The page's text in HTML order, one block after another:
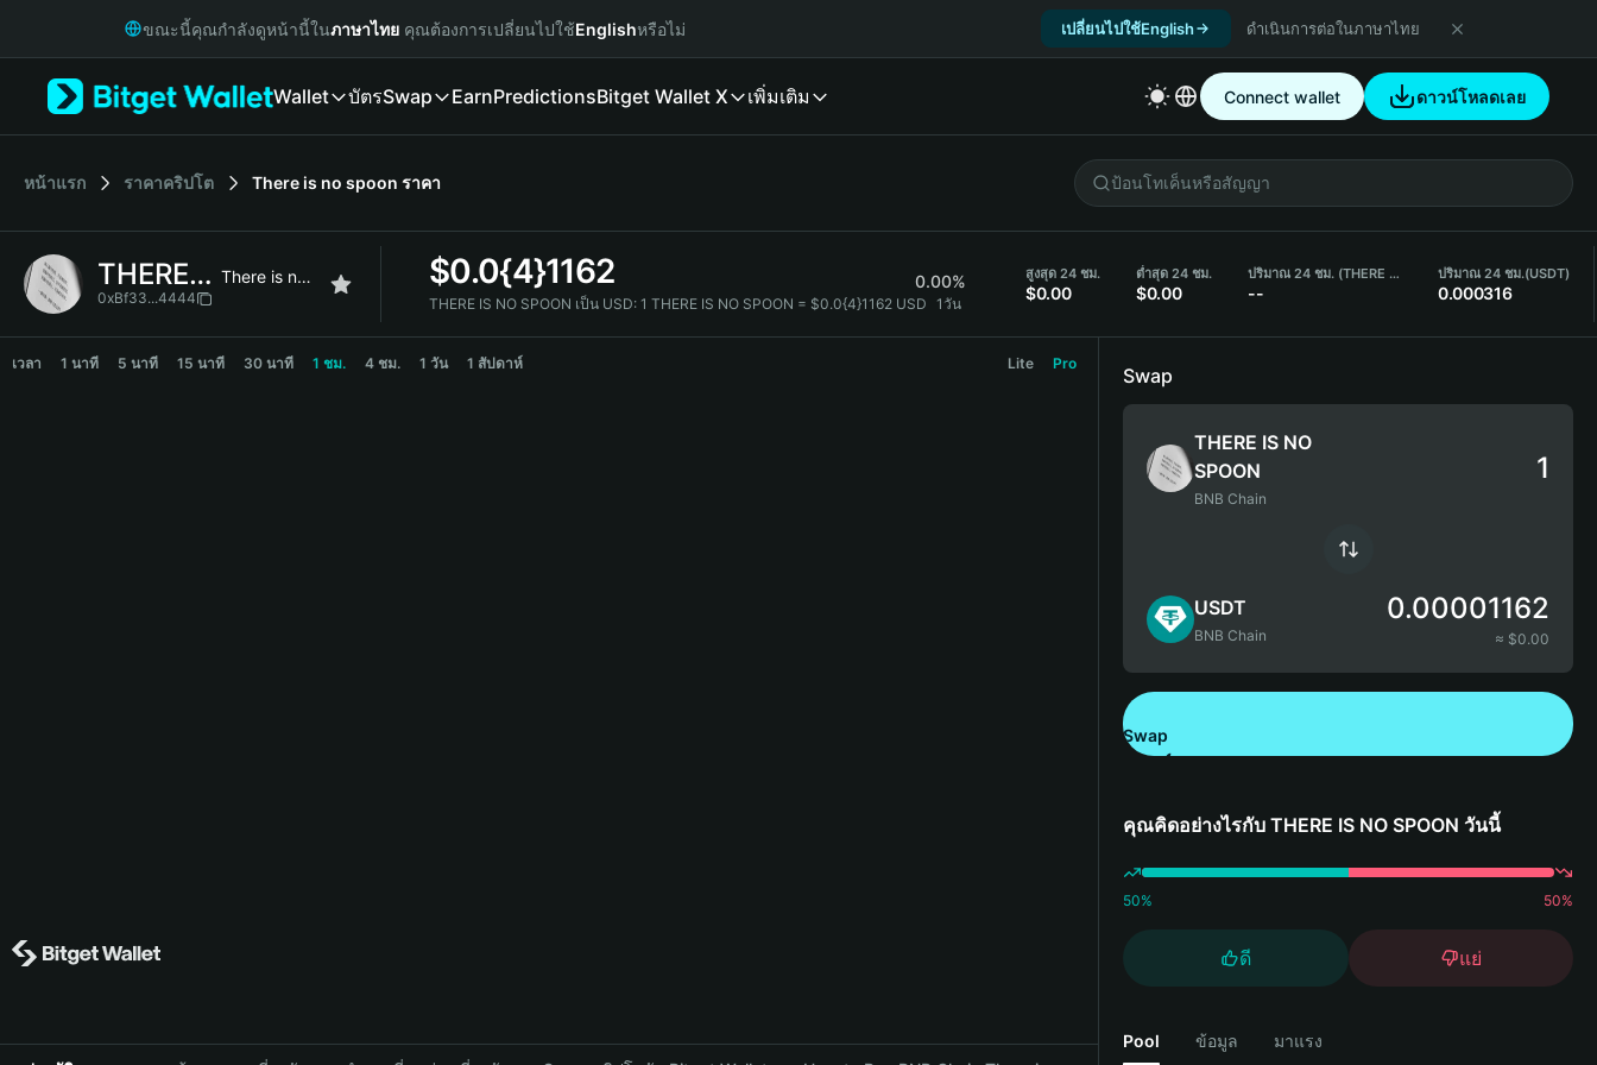
Русский
Italiano
简体中文
繁體中文
Bahasa Indonesia
ขณะนี้คุณกำลังดูหน้านี้ในภาษาไทย คุณต้องการเปลี่ยนไปใช้Englishหรือไม่ เปลี่ยนไปใช้English ดำเนินการต่อในภาษาไทย
Wallet บัตรSwap EarnPredictionsBitget Wallet X เพิ่มเติม Connect wallet ดาวน์โหลดเลย
หน้าแรก ราคาคริปโต There is no spoon ราคา
THERE IS NO SPOON There is no spoon
0xBf33...4444
$0.0{4}1162 0.00%
THERE IS NO SPOON เป็น USD: 1 THERE IS NO SPOON = $0.0{4}1162 USD 1วัน
สูงสุด 24 ชม.
$0.00
ต่ำสุด 24 ชม.
$0.00
ปริมาณ 24 ชม. (THERE IS NO SPOON)
--
ปริมาณ 24 ชม.(USDT)
0.000316
THERE IS NO SPOON Price Chart
เวลา 1 นาที 5 นาที 15 นาที 30 นาที 1 ชม. 4 ชม. 1 วัน 1 สัปดาห์ Lite Pro
Swap
THERE IS NO
SPOON
BNB Chain
USDT
BNB Chain
0.00001162
≈ $0.00
Swap
คุณคิดอย่างไรกับ THERE IS NO SPOON วันนี้
50% 50%
ดี แย่
Pool ข้อมูล มาแรง